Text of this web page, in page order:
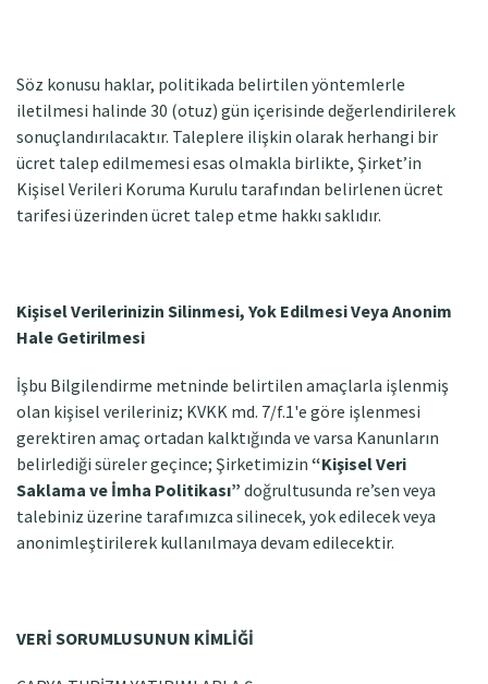
Söz konusu haklar, politikada belirtilen yöntemlerle
iletilmesi halinde 30 (otuz) gün içerisinde değerlendirilerek
sonuçlandırılacaktır. Taleplere ilişkin olarak herhangi bir
ücret talep edilmemesi esas olmakla birlikte, Şirket’in
Kişisel Verileri Koruma Kurulu tarafından belirlenen ücret
tarifesi üzerinden ücret talep etme hakkı saklıdır.
Kişisel Verilerinizin Silinmesi, Yok Edilmesi Veya Anonim
Hale Getirilmesi
İşbu Bilgilendirme metninde belirtilen amaçlarla işlenmiş
olan kişisel verileriniz; KVKK md. 7/f.1'e göre işlenmesi
gerektiren amaç ortadan kalktığında ve varsa Kanunların
belirlediği süreler geçince; Şirketimizin “Kişisel Veri
Saklama ve İmha Politikası” doğrultusunda re’sen veya
talebiniz üzerine tarafımızca silinecek, yok edilecek veya
anonimleştirilerek kullanılmaya devam edilecektir.
VERİ SORUMLUSUNUN KİMLİĞİ